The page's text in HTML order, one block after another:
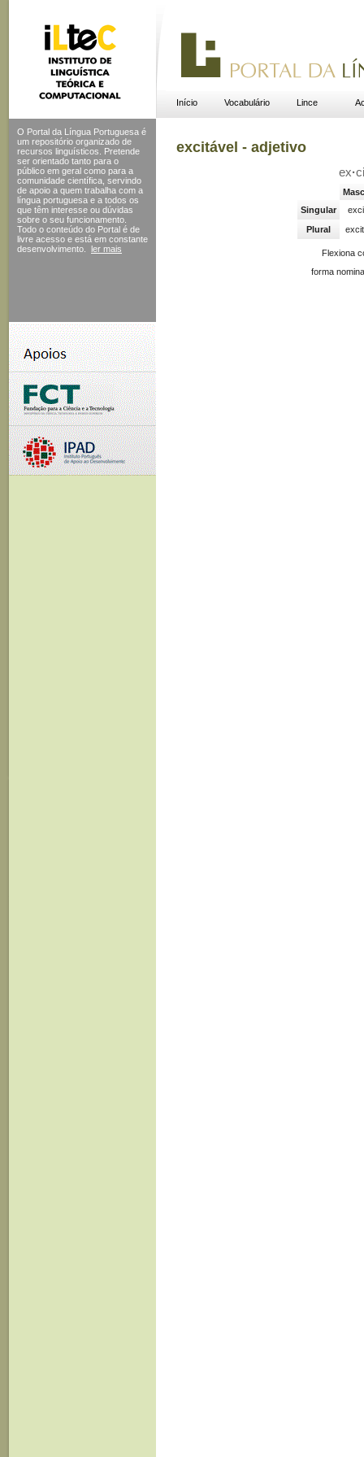
Início Vocabulário Lince
O Portal da Língua Portuguesa é
um repositório organizado de
recursos linguísticos. Pretende
ser orientado tanto para o
público em geral como para a
comunidade científica, servindo
de apoio a quem trabalha com a
língua portuguesa e a todos os
que têm interesse ou dúvidas
sobre o seu funcionamento.
Todo o conteúdo do Portal é de
livre acesso e está em constante
desenvolvimento.
ler mais
excitável - adjetivo
ex·ci
Singular
Plural
Flexiona
forma